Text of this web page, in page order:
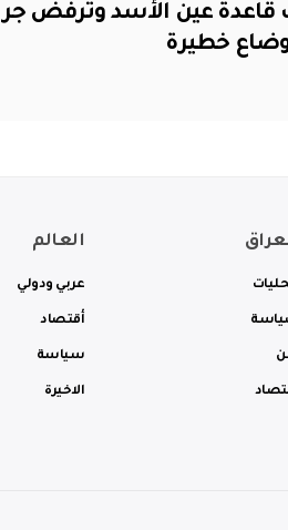
قاعدة عين الأسد وترفض جر
خطيرة
العالم
عربي ودولي
أقتصاد
سياسة
الاخيرة